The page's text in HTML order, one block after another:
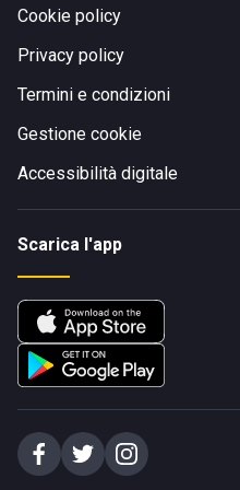
Cookie policy
Privacy policy
Termini e condizioni
Gestione cookie
Accessibilità digitale
Scarica l'app